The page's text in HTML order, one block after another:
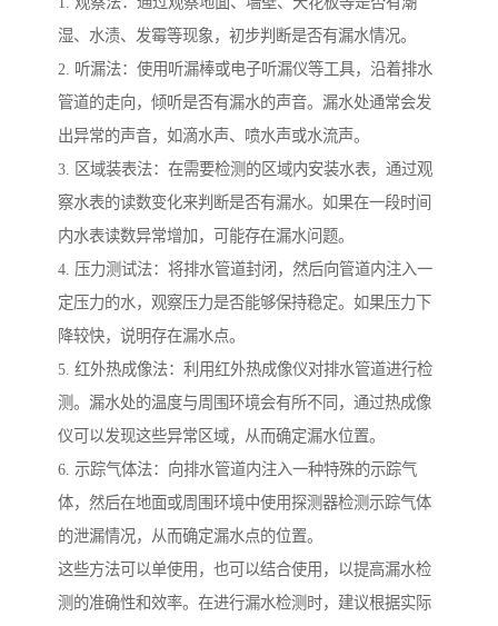
湿、水渍、发霉等现象，初步判断是否有漏水情况。
2. 听漏法：使用听漏棒或电子听漏仪等工具，沿着排水
管道的走向，倾听是否有漏水的声音。漏水处通常会发
出异常的声音，如滴水声、喷水声或水流声。
3. 区域装表法：在需要检测的区域内安装水表，通过观
察水表的读数变化来判断是否有漏水。如果在一段时间
内水表读数异常增加，可能存在漏水问题。
4. 压力测试法：将排水管道封闭，然后向管道内注入一
定压力的水，观察压力是否能够保持稳定。如果压力下
降较快，说明存在漏水点。
5. 红外热成像法：利用红外热成像仪对排水管道进行检
测。漏水处的温度与周围环境会有所不同，通过热成像
仪可以发现这些异常区域，从而确定漏水位置。
6. 示踪气体法：向排水管道内注入一种特殊的示踪气
体，然后在地面或周围环境中使用探测器检测示踪气体
的泄漏情况，从而确定漏水点的位置。
这些方法可以单使用，也可以结合使用，以提高漏水检
测的准确性和效率。在进行漏水检测时，建议根据实际